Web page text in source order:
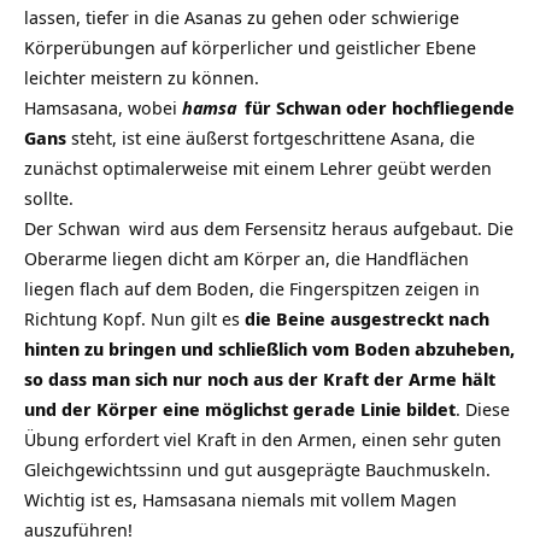
lassen, tiefer in die Asanas zu gehen oder schwierige
Körperübungen auf körperlicher und geistlicher Ebene
leichter meistern zu können.
Hamsasana, wobei hamsa für Schwan oder hochfliegende
Gans steht, ist eine äußerst fortgeschrittene Asana, die
zunächst optimalerweise mit einem Lehrer geübt werden
sollte.
Der Schwan wird aus dem Fersensitz heraus aufgebaut. Die
Oberarme liegen dicht am Körper an, die Handflächen
liegen flach auf dem Boden, die Fingerspitzen zeigen in
Richtung Kopf. Nun gilt es die Beine ausgestreckt nach
hinten zu bringen und schließlich vom Boden abzuheben,
so dass man sich nur noch aus der Kraft der Arme hält
und der Körper eine möglichst gerade Linie bildet. Diese
Übung erfordert viel Kraft in den Armen, einen sehr guten
Gleichgewichtssinn und gut ausgeprägte Bauchmuskeln.
Wichtig ist es, Hamsasana niemals mit vollem Magen
auszuführen!